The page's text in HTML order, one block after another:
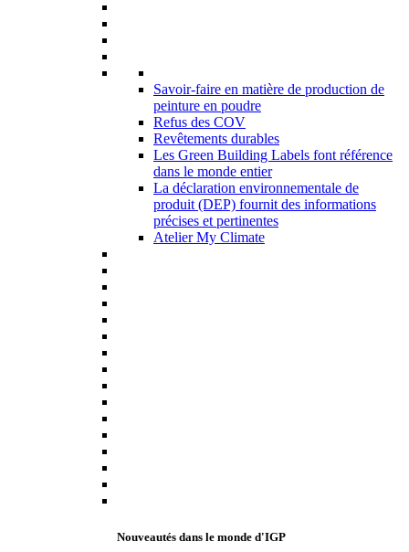
Savoir-faire en matière de production de
peinture en poudre
Refus des COV
Revêtements durables
Les Green Building Labels font référence
dans le monde entier
La déclaration environnementale de
produit (DEP) fournit des informations
précises et pertinentes
Atelier My Climate
Nouveautés dans le monde d'IGP